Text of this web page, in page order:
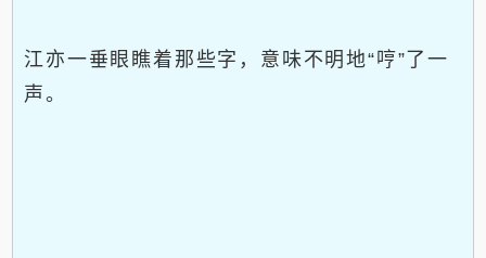
江亦一垂眼瞧着那些字，意味不明地“哼”了一
声。